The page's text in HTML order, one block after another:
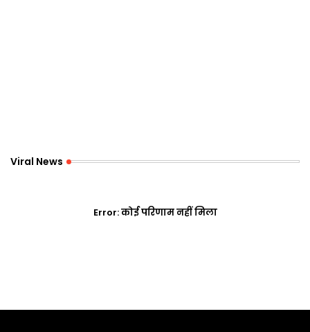
Viral News
Error:कोई परिणाम नहीं मिला